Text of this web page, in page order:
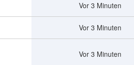
Vor 3 Minuten
Vor 3 Minuten
Vor 3 Minuten